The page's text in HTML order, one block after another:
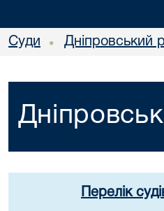
Суди • Дніпровський
Перелік